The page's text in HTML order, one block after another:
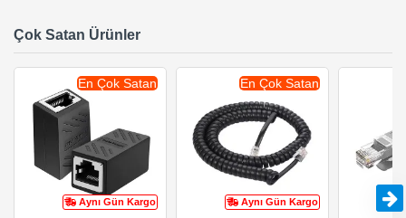
Çok Satan Ürünler
Aynı Gün Kargo
En Çok Satan
Aynı Gün Kargo
En Çok Satan